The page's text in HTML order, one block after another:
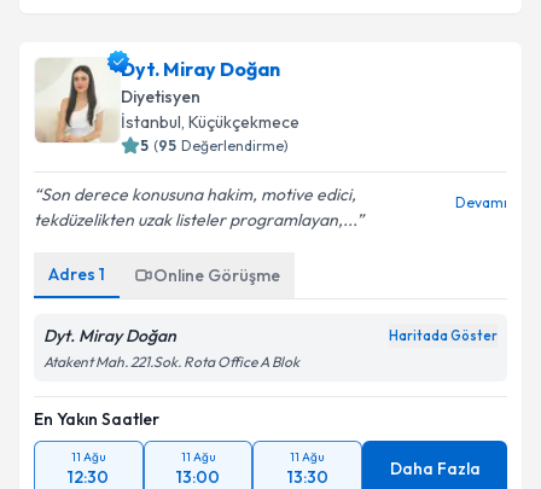
Dyt. Miray Doğan
Diyetisyen
İstanbul, Küçükçekmece
5 (95 Değerlendirme)
Son derece konusuna hakim, motive edici,
tekdüzelikten uzak listeler programlayan,...
Devamı
Adres 1 Online Görüşme
Dyt. Miray Doğan Haritada Göster
Atakent Mah. 221.Sok. Rota Office A Blok
En Yakın Saatler
11 Ağu
12:30
11 Ağu
13:00
11 Ağu
13:30 Daha Fazla